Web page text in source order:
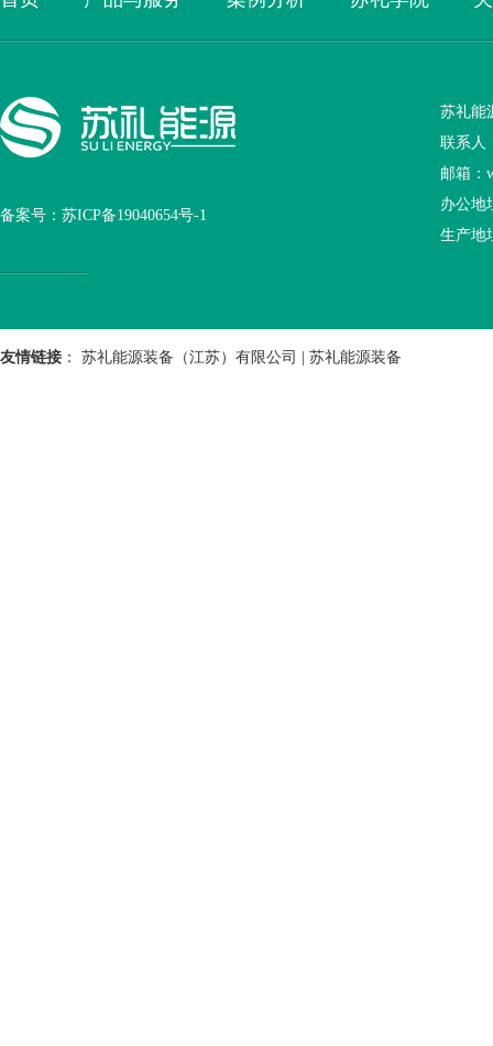
备案号： 苏ICP备19040654号-1
苏礼能
联系人
邮箱：
办公地
生产地
友情链接 ： 苏礼能源装备（江苏）有限公司 苏礼能源装备